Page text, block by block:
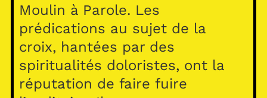
Moulin à Parole. Les
prédications au sujet de la
croix, hantées par des
spiritualités doloristes, ont la
réputation de faire fuire